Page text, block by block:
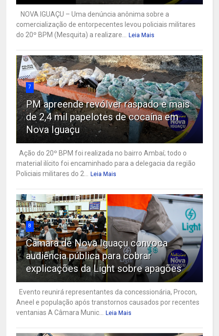
NOVA IGUAÇU – Uma denúncia anônima sobre a
comercialização de entorpecentes levou policiais militares
do 20º BPM (Mesquita) a realizare...
Leia Mais
7
PM apreende revólver raspado e mais
de 2,4 mil papelotes de cocaína em
Nova Iguaçu
Ação do 20º BPM foi realizada no bairro Ambaí; todo o
material ilícito foi encaminhado para a delegacia da região
Policiais militares do 2...
Leia Mais
8
Câmara de Nova Iguaçu convoca
audiência pública para cobrar
explicações da Light sobre apagões
Evento reunirá representantes da concessionária, Procon,
Aneel e população após transtornos causados por recentes
ventanias A Câmara Munic...
Leia Mais